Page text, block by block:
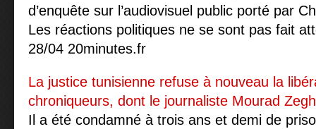
d’enquête sur l’audiovisuel public porté par
Les réactions politiques ne se sont pas fait
28/04 20minutes.fr
La justice tunisienne refuse à nouveau la
chroniqueurs, dont le journaliste Mourad
Il a été condamné à trois ans et demi de